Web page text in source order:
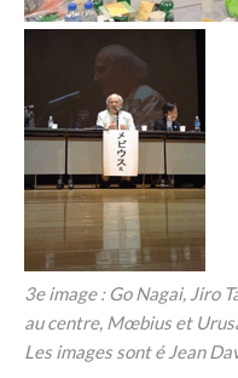
3e image : Go Nagai, Jiro
au centre, Mœbius et
Les images sont é Jean